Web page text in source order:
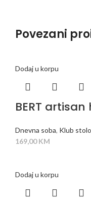
Povezani
Dodaj u korpu
BERT
Dnevna soba, Klub
169,00KM
Dodaj u korpu